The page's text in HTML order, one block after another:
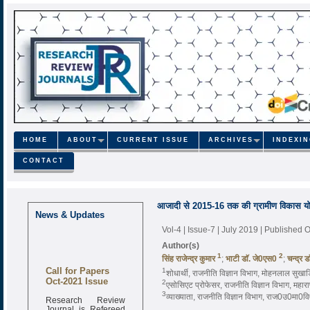
HOME ABOUT CURRENT ISSUE ARCHIVES
CONTACT
News & Updates
Call for Papers
Oct-2021 Issue
Research Review
Journal is Refereed
आजादी से 2015-16 तक की ग्रामीण विकास
Vol-4 | Issue-7 | July 2019 | Published
Author(s)
सिंह राजेन्द्र कुमार1 ; भाटी डाॅ. जे0एस0 2; चन्द्र
1शोधार्थी, राजनीति विज्ञान विभाग, मोहनलाल
2एसोसिएट प्रोफेसर, राजनीति विज्ञान विभाग,
3व्याख्याता, राजनीति विज्ञान विभाग,